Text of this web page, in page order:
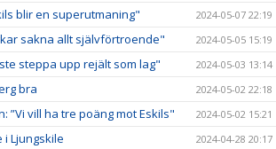
blir en superutmaning" 2024-05-07 22:19
sakna allt självförtroende" 2024-05-05 15:19
steppa upp rejält som lag" 2024-05-03 13:14
bra 2024-05-02 22:18
”Vi vill ha tre poäng mot Eskils" 2024-05-02 15:21
i Ljungskile 2024-04-28 20:17